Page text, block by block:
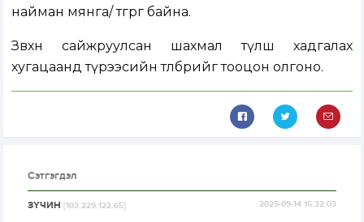
найман мянга/ төгрөг байна.
Зөвхөн сайжруулсан шахмал түлш хадгалах
хугацаанд түрээсийн төлбөрийг тооцон олгоно.
Сэтгэгдэл
ЗҮЧИН[103.229.122.65] 2025-09-14 15:32:03